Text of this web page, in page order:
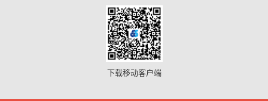
下载移动客户端